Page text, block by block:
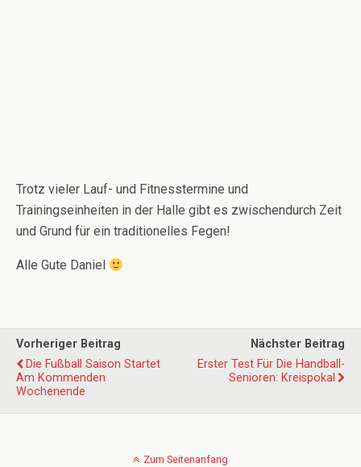
Trotz vieler Lauf- und Fitnesstermine und
Trainingseinheiten in der Halle gibt es zwischendurch Zeit
und Grund für ein traditionelles Fegen!
Alle Gute Daniel
Vorheriger Beitrag
Die Fußball Saison Startet
Am Kommenden
Wochenende
Nächster Beitrag
Erster Test Für Die Handball-
Senioren: Kreispokal
Zum Seitenanfang